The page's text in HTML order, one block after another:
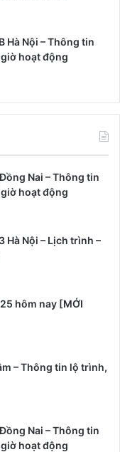
Hà Nội – Thông tin
hoạt động
Nai – Thông tin
hoạt động
Hà Nội – Lịch trình –
hôm nay [MỚI
– Thông tin lộ trình,
Nai – Thông tin
hoạt động